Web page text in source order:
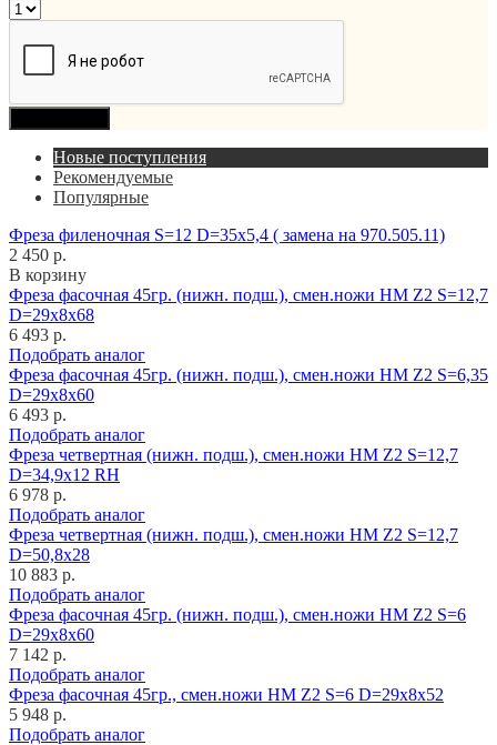
Новые поступления
Рекомендуемые
Популярные
Фреза филеночная S=12 D=35x5,4 ( замена на 970.505.11)
2 450 р.
В корзину
Фреза фасочная 45гр. (нижн. подш.), смен.ножи HM Z2 S=12,7
D=29x8x68
6 493 р.
Подобрать аналог
Фреза фасочная 45гр. (нижн. подш.), смен.ножи HM Z2 S=6,35
D=29x8x60
6 493 р.
Подобрать аналог
Фреза четвертная (нижн. подш.), смен.ножи HM Z2 S=12,7
D=34,9x12 RH
6 978 р.
Подобрать аналог
Фреза четвертная (нижн. подш.), смен.ножи HM Z2 S=12,7
D=50,8x28
10 883 р.
Подобрать аналог
Фреза фасочная 45гр. (нижн. подш.), смен.ножи HM Z2 S=6
D=29x8x60
7 142 р.
Подобрать аналог
Фреза фасочная 45гр., смен.ножи HM Z2 S=6 D=29x8x52
5 948 р.
Подобрать аналог